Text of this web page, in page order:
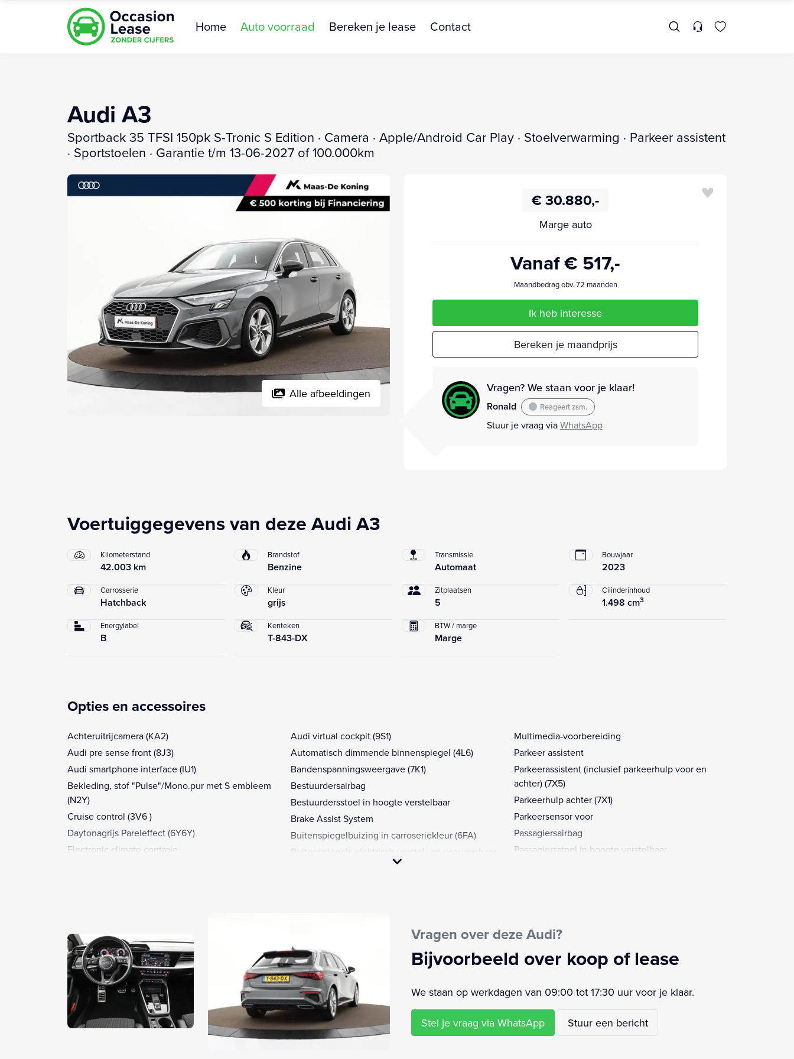
Home Auto voorraad Bereken je lease Contact
Audi A3
Sportback 35 TFSI 150pk S-Tronic S Edition · Camera · Apple/Android Car Play · Stoelverwarming · Parkeer assistent
· Sportstoelen · Garantie t/m 13-06-2027 of 100.000km
Alle afbeeldingen
€ 30.880,-
Marge auto
Vanaf € 517,-
Maandbedrag obv. 72 maanden
Ik heb interesse
Bereken je maandprijs
Vragen? We staan voor je klaar!
Ronald Reageert zsm.
Stuur je vraag viaWhatsApp
Voertuiggegevens van deze Audi A3
Kilometerstand
42.003 km
Brandstof
Benzine
Transmissie
Automaat
Bouwjaar
2023
Carrosserie
Hatchback
Kleur
grijs
Zitplaatsen
5
Cilinderinhoud
1.498 cm3
Energylabel
B
Kenteken
T-843-DX
BTW / marge
Marge
Opties en accessoires
Achteruitrijcamera (KA2)
Audi pre sense front (8J3)
Audi smartphone interface (IU1)
Bekleding, stof "Pulse"/Mono.pur met S embleem
(N2Y)
Cruise control (3V6 )
Daytonagrijs Pareleffect (6Y6Y)
Electronic climate controle
Uitwijkassistent (4G1)
Velgen, 5-arm, 8Jx17, bandenmaat 225/45 R17 (41R)
Achterbank, in ongelijke delen neerklapbaar (3NZ)
Airbags voor bestuurder en voorpassagier;
passagiersairbag uitschakelbaar (4UF)
Alarm klasse 1(startblokkering)
Audi virtual cockpit (9S1)
Automatisch dimmende binnenspiegel (4L6)
Bandenspanningsweergave (7K1)
Bestuurdersairbag
Bestuurdersstoel in hoogte verstelbaar
Brake Assist System
Buitenspiegelbuizing in carroseriekleur (6FA)
Buitenspiegels elektrisch verstel- en verwarmbaar
Camera-gebaseerde verkeersbordherkenning
Decoratielijsten, aluminium "Spektrum" donker
(5TD)
Digitale radio ontvangst (QV3)
Dimlichten automatisch
Elektronische remkrachtverdeling
Elektronisch Stabiliteits Programma
Hemelbekleding in zwart (6NQ)
Multimedia-voorbereiding
Parkeer assistent
Parkeerassistent (inclusief parkeerhulp voor en
achter) (7X5)
Parkeerhulp achter (7X1)
Parkeersensor voor
Passagiersairbag
Passagiersstoel in hoogte verstelbaar
S-spoiler bovenaan de achterklep (5J1)
Sportstoelen vóór (Q1D)
Sportstuurwiel, multifunctioneel in leder,
driespaaks met schakelpaddels (1XX)
Start/stop systeem
Vragen over deze Audi?
Bijvoorbeeld over koop of lease
We staan op werkdagen van 09:00 tot 17:30 uur voor je klaar.
Stel je vraag via WhatsApp Stuur een bericht